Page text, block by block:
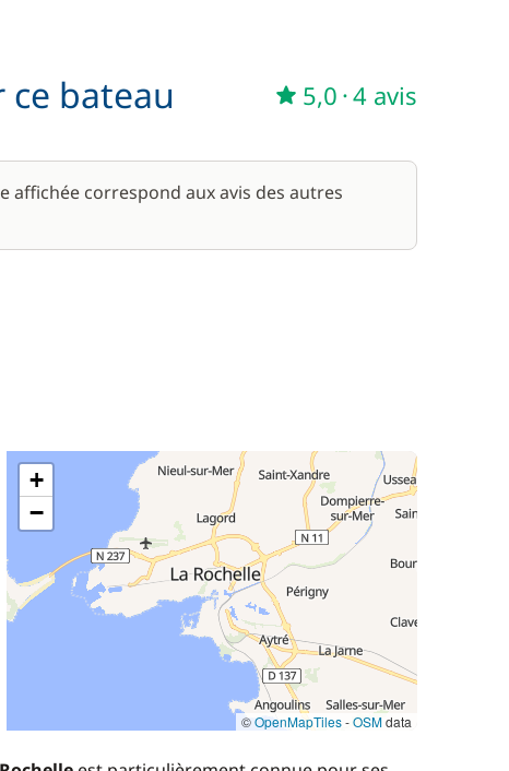
ce bateau 5,0 ·4 avis
affichée correspond aux avis des autres
+
−
©OpenMapTiles-OSMdata